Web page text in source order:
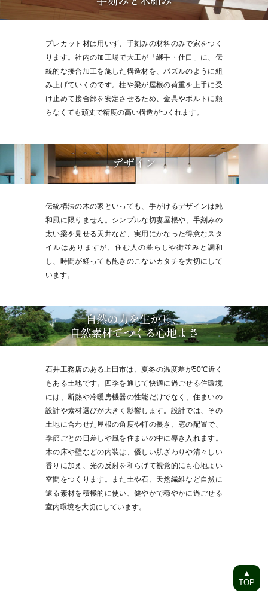
プレカット材は用いず、手刻みの材料のみで家をつく
ります。社内の加工場で大工が「継手・仕口」に、伝
統的な接合加工を施した構造材を、パズルのように組
み上げていくのです。柱や梁が屋根の荷重を上手に受
け止めて接合部を安定させるため、金具やボルトに頼
らなくても頑丈で精度の高い構造がつくれます。
デザイン
伝統構法の木の家といっても、手がけるデザインは純
和風に限りません。シンプルな切妻屋根や、手刻みの
太い梁を見せる天井など、実用にかなった得意なスタ
イルはありますが、住む人の暮らしや街並みと調和
し、時間が経っても飽きのこないカタチを大切にして
います。
自然の力を生かし、
自然素材でつくる心地よさ
石井工務店のある上田市は、夏冬の温度差が50℃近く
もある土地です。四季を通じて快適に過ごせる住環境
には、断熱や冷暖房機器の性能だけでなく、住まいの
設計や素材選びが大きく影響します。設計では、その
土地に合わせた屋根の角度や軒の長さ、窓の配置で、
季節ごとの日差しや風を住まいの中に導き入れます。
木の床や壁などの内装は、優しい肌ざわりや清々しい
香りに加え、光の反射を和らげて視覚的にも心地よい
空間をつくります。また土や石、天然繊維など自然に
還る素材を積極的に使い、健やかで穏やかに過ごせる
室内環境を大切にしています。
▲
TOP